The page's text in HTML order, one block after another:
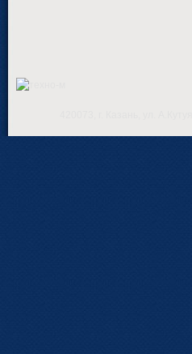
420073, г. Казань, ул.